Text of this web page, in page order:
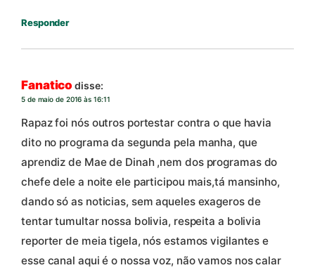
Responder
Fanatico disse:
5 de maio de 2016 às 16:11
Rapaz foi nós outros portestar contra o que havia
dito no programa da segunda pela manha, que
aprendiz de Mae de Dinah ,nem dos programas do
chefe dele a noite ele participou mais,tá mansinho,
dando só as noticias, sem aqueles exageros de
tentar tumultar nossa bolivia, respeita a bolivia
reporter de meia tigela, nós estamos vigilantes e
esse canal aqui é o nossa voz, não vamos nos calar